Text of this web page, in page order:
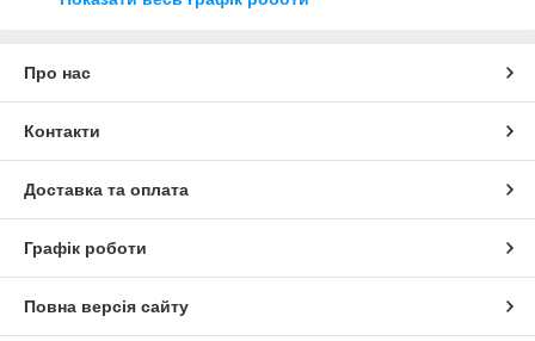
Про нас
Контакти
Доставка та оплата
Графік роботи
Повна версія сайту